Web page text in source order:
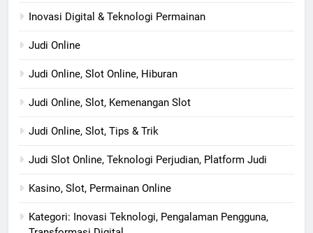
Inovasi Digital & Teknologi Permainan
Judi Online
Judi Online, Slot Online, Hiburan
Judi Online, Slot, Kemenangan Slot
Judi Online, Slot, Tips & Trik
Judi Slot Online, Teknologi Perjudian, Platform Judi
Kasino, Slot, Permainan Online
Kategori: Inovasi Teknologi, Pengalaman Pengguna,